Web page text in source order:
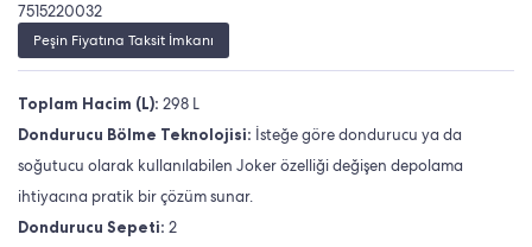
7515220032
Peşin Fiyatına Taksit İmkanı
Toplam Hacim (L): 298 L
Dondurucu Bölme Teknolojisi: İsteğe göre dondurucu ya da
soğutucu olarak kullanılabilen Joker özelliği değişen depolama
ihtiyacına pratik bir çözüm sunar.
Dondurucu Sepeti: 2